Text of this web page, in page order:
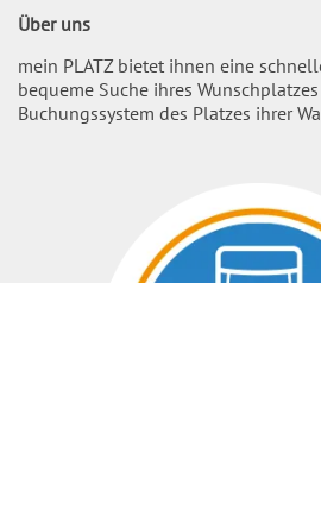
Über uns
mein PLATZ bietet ihnen eine
bequeme Suche ihres
Buchungssystem des Platzes ihrer